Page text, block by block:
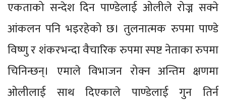
एकताको सन्देश दिन पाण्डेलाई ओलीले रोज्न सक्ने
आंकलन पनि भइरहेको छ। तुलनात्मक रुपमा पाण्डे
विष्णु र शंकरभन्दा वैचारिक रुपमा स्पष्ट नेताका रुपमा
चिनिन्छन्। एमाले विभाजन रोक्न अन्तिम क्षणमा
ओलीलाई साथ दिएकाले पाण्डेलाई गुन तिर्न